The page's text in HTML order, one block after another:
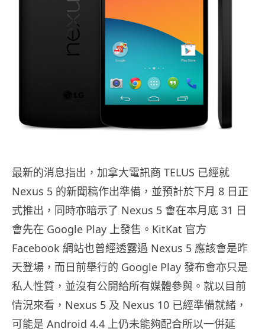
最新的消息指出，加拿大電訊商 TELUS 已經就
Nexus 5 的新聞稿作出準備，並預計於下月 8 日正
式推出，同時亦暗示了 Nexus 5 會在本月底 31 日
會先在 Google Play 上發售。KitKat 官方
Facebook 網站也曾經透露過 Nexus 5 應該會是昨
天登場，而日前舉行的 Google Play 發布會亦只是
私人性質，並沒有公開給所有媒體參與。就以目前
情況來看，Nexus 5 及 Nexus 10 已經準備就緒，
可能是 Android 4.4 上仍未能夠配合所以一併延